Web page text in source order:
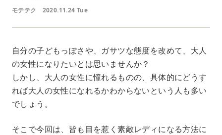
モテテク 2020.11.24 Tue
自分の子どもっぽさや、ガサツな態度を改めて、大人
の女性になりたいとは思いませんか？
しかし、大人の女性に憧れるものの、具体的にどうす
れば大人の女性になれるかわからないという人も多い
でしょう。
そこで今回は、皆も目を惹く素敵レディになる方法に